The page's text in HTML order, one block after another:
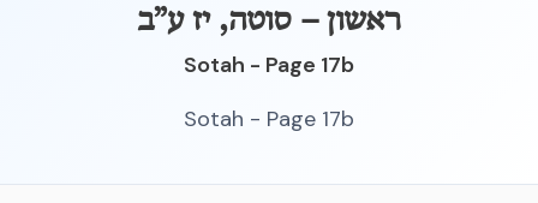
ראשון – סוטה, יז ע”ב
Sotah - Page 17b
Sotah - Page 17b